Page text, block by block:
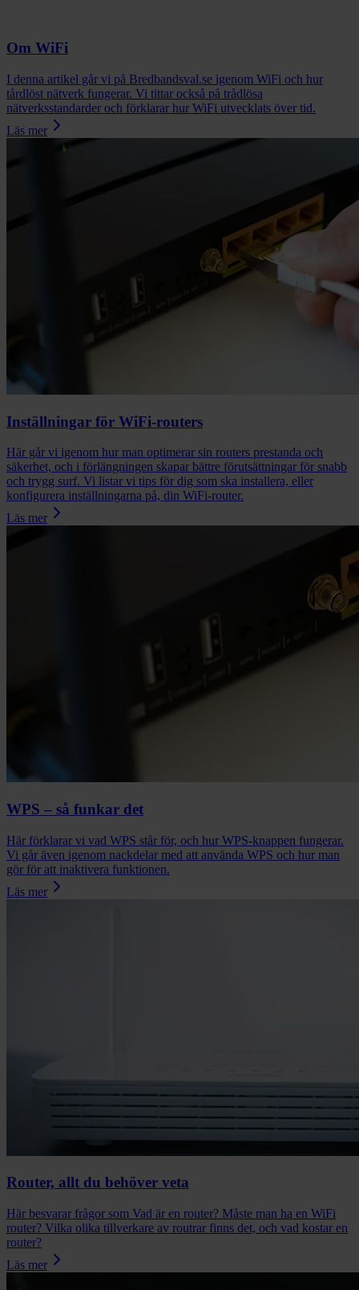
Om WiFi
I denna artikel går vi på Bredbandsval.se igenom WiFi och hur
tårdlöst nätverk fungerar. Vi tittar också på trådlösa
nätverksstandarder och förklarar hur WiFi utvecklats över tid.
Läs mer
Inställningar för WiFi-routers
Här går vi igenom hur man optimerar sin routers prestanda och
säkerhet, och i förlängningen skapar bättre förutsättningar för snabb
och trygg surf. Vi listar vi tips för dig som ska installera, eller
konfigurera inställningarna på, din WiFi-router.
Läs mer
WPS – så funkar det
Här förklarar vi vad WPS står för, och hur WPS-knappen fungerar.
Vi går även igenom nackdelar med att använda WPS och hur man
gör för att inaktivera funktionen.
Läs mer
Router, allt du behöver veta
Här besvarar frågor som Vad är en router? Måste man ha en WiFi
router? Vilka olika tillverkare av routrar finns det, och vad kostar en
router?
Läs mer